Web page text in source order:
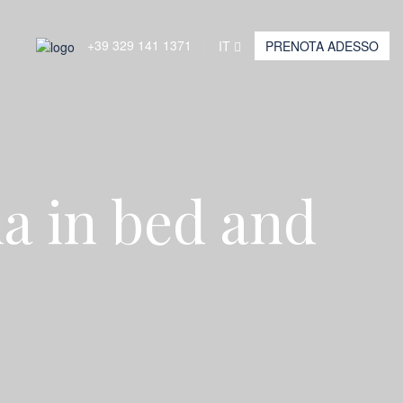
+39 329 141 1371 IT PRENOTA ADESSO
in bed and